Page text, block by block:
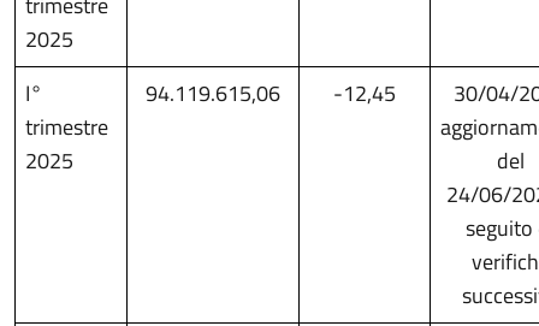
2025
I°
trimestre
2025
94.119.615,06 -12,45
30/04/
del
24/06/
seguito